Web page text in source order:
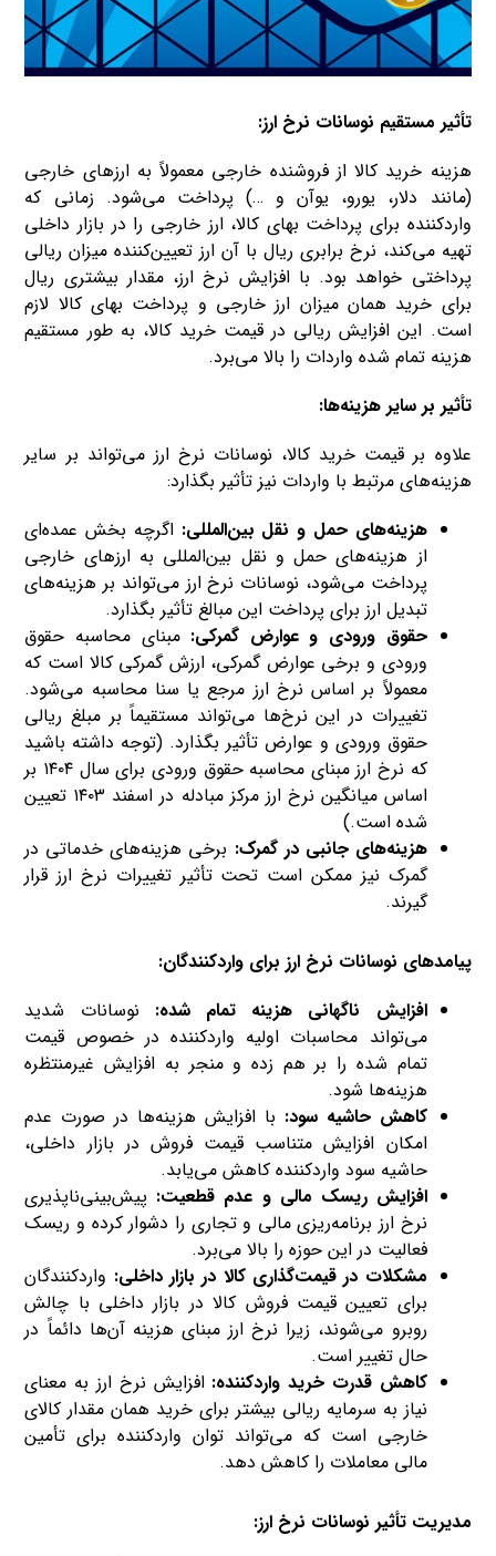
تأثیر مستقیم نوسانات نرخ ارز:
هزینه خرید کالا از فروشنده خارجی معمولاً به ارزهای خارجی
(مانند دلار، یورو، یوآن و …) پرداخت می‌شود. زمانی که
واردکننده برای پرداخت بهای کالا، ارز خارجی را در بازار داخلی
تهیه می‌کند، نرخ برابری ریال با آن ارز تعیین‌کننده میزان ریالی
پرداختی خواهد بود. با افزایش نرخ ارز، مقدار بیشتری ریال
برای خرید همان میزان ارز خارجی و پرداخت بهای کالا لازم
است. این افزایش ریالی در قیمت خرید کالا، به طور مستقیم
هزینه تمام شده واردات را بالا می‌برد.
تأثیر بر سایر هزینه‌ها:
علاوه بر قیمت خرید کالا، نوسانات نرخ ارز می‌تواند بر سایر
هزینه‌های مرتبط با واردات نیز تأثیر بگذارد:
هزینه‌های حمل و نقل بین‌المللی: اگرچه بخش عمده‌ای
از هزینه‌های حمل و نقل بین‌المللی به ارزهای خارجی
پرداخت می‌شود، نوسانات نرخ ارز می‌تواند بر هزینه‌های
تبدیل ارز برای پرداخت این مبالغ تأثیر بگذارد.
حقوق ورودی و عوارض گمرکی: مبنای محاسبه حقوق
ورودی و برخی عوارض گمرکی، ارزش گمرکی کالا است که
معمولاً بر اساس نرخ ارز مرجع یا سنا محاسبه می‌شود.
تغییرات در این نرخ‌ها می‌تواند مستقیماً بر مبلغ ریالی
حقوق ورودی و عوارض تأثیر بگذارد. (توجه داشته باشید
که نرخ ارز مبنای محاسبه حقوق ورودی برای سال ۱۴۰۴ بر
اساس میانگین نرخ ارز مرکز مبادله در اسفند ۱۴۰۳ تعیین
شده است.)
هزینه‌های جانبی در گمرک: برخی هزینه‌های خدماتی در
گمرک نیز ممکن است تحت تأثیر تغییرات نرخ ارز قرار
گیرند.
پیامدهای نوسانات نرخ ارز برای واردکنندگان:
افزایش ناگهانی هزینه تمام شده: نوسانات شدید
می‌تواند محاسبات اولیه واردکننده در خصوص قیمت
تمام شده را بر هم زده و منجر به افزایش غیرمنتظره
هزینه‌ها شود.
کاهش حاشیه سود: با افزایش هزینه‌ها در صورت عدم
امکان افزایش متناسب قیمت فروش در بازار داخلی،
حاشیه سود واردکننده کاهش می‌یابد.
افزایش ریسک مالی و عدم قطعیت: پیش‌بینی‌ناپذیری
نرخ ارز برنامه‌ریزی مالی و تجاری را دشوار کرده و ریسک
فعالیت در این حوزه را بالا می‌برد.
مشکلات در قیمت‌گذاری کالا در بازار داخلی: واردکنندگان
برای تعیین قیمت فروش کالا در بازار داخلی با چالش
روبرو می‌شوند، زیرا نرخ ارز مبنای هزینه آن‌ها دائماً در
حال تغییر است.
کاهش قدرت خرید واردکننده: افزایش نرخ ارز به معنای
نیاز به سرمایه ریالی بیشتر برای خرید همان مقدار کالای
خارجی است که می‌تواند توان واردکننده برای تأمین
مالی معاملات را کاهش دهد.
مدیریت تأثیر نوسانات نرخ ارز: